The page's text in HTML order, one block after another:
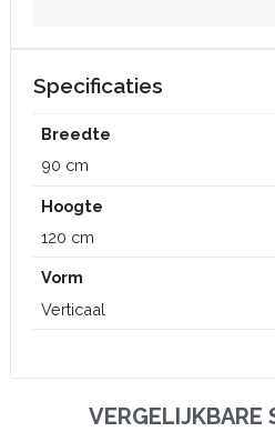
Specificaties
Breedte
90 cm
Hoogte
120 cm
Vorm
Verticaal
VERGELIJKBARE